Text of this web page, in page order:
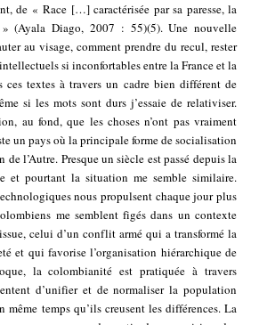
de « Race […] caractérisée par sa paresse, la
» (Ayala Diago, 2007 : 55)(5). Une nouvelle
au visage, comment prendre du recul, rester
si inconfortables entre la France et la
textes à travers un cadre bien différent de
si les mots sont durs j’essaie de relativiser.
au fond, que les choses n’ont pas vraiment
un pays où la principale forme de socialisation
de l’Autre. Presque un siècle est passé depuis la
et pourtant la situation me semble similaire.
nous propulsent chaque jour plus
me semblent figés dans un contexte
celui d’un conflit armé qui a transformé la
et qui favorise l’organisation hiérarchique de
la colombianité est pratiquée à travers
d’unifier et de normaliser la population
temps qu’ils creusent les différences. La